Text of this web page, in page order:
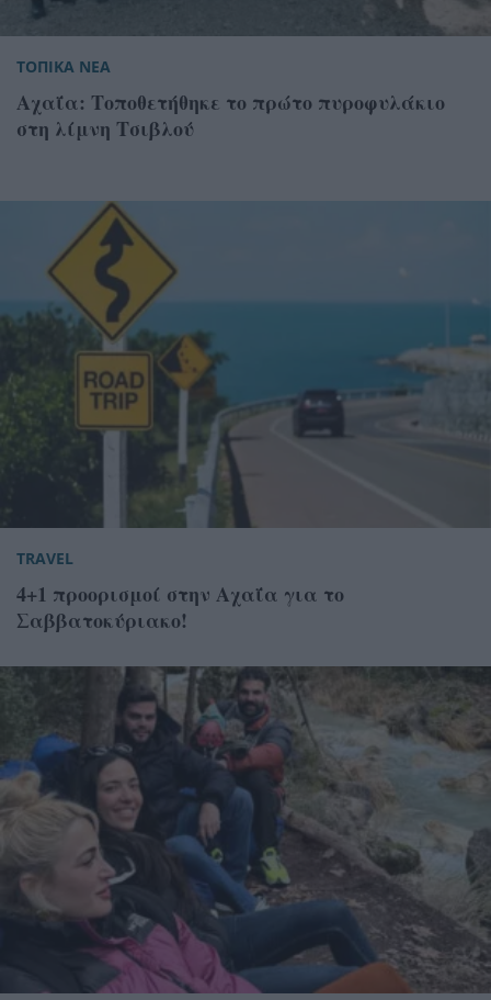
ΤΟΠΙΚΑ ΝΕΑ
Αχαΐα: Τοποθετήθηκε το πρώτο πυροφυλάκιο
στη λίμνη Τσιβλού
TRAVEL
4+1 προορισμοί στην Αχαΐα για το
Σαββατοκύριακο!